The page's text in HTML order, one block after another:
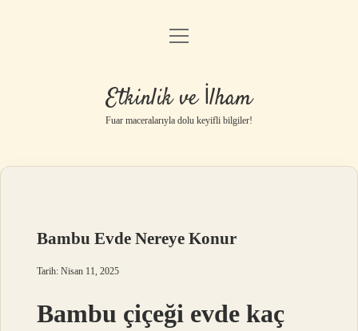
Anasayfa
Gizlilik Politikası
Yasal Uyarı
menüyü
Etkinlik ve İlham
Fuar maceralarıyla dolu keyifli bilgiler!
Bambu Evde Nereye Konur
Tarih: Nisan 11, 2025
Bambu çiçeği evde kaç